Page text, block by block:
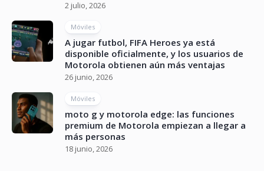
2 julio, 2026
Móviles
A jugar futbol, FIFA Heroes ya está
disponible oficialmente, y los usuarios de
Motorola obtienen aún más ventajas
26 junio, 2026
Móviles
moto g y motorola edge: las funciones
premium de Motorola empiezan a llegar a
más personas
18 junio, 2026